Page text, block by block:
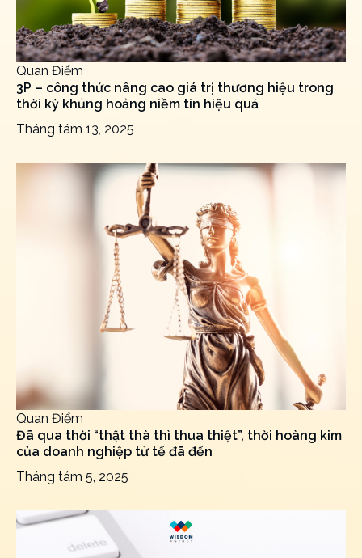
Quan Điểm
3P – công thức nâng cao giá trị thương hiệu trong
thời kỳ khủng hoảng niềm tin hiệu quả
Tháng tám 13, 2025
Quan Điểm
Đã qua thời “thật thà thì thua thiệt”, thời hoàng kim
của doanh nghiệp tử tế đã đến
Tháng tám 5, 2025